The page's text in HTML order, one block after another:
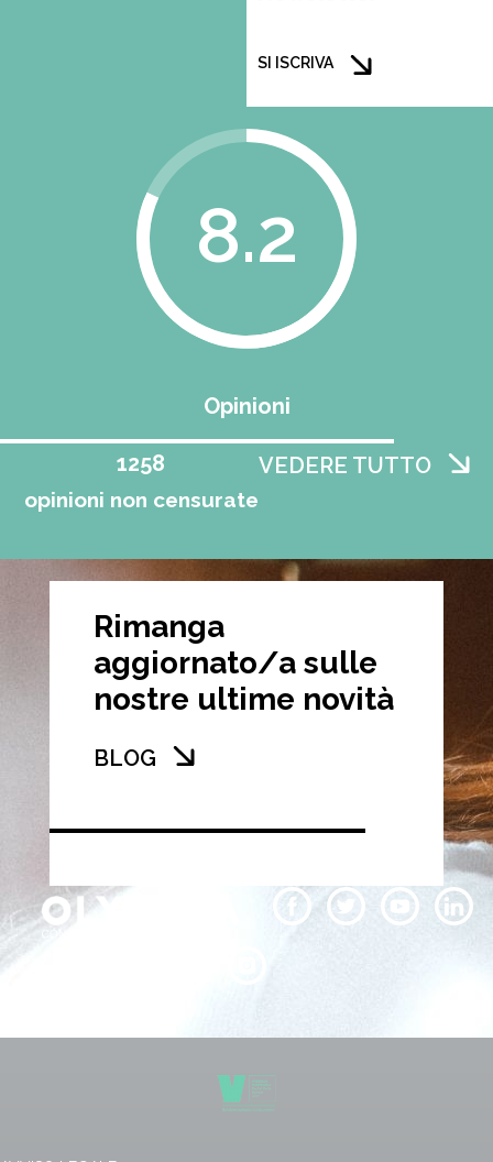
SI ISCRIVA
8.2
Opinioni
opinioni non censurate
1258 VEDERE TUTTO
Rimanga
aggiornato/a sulle
nostre ultime novità
BLOG